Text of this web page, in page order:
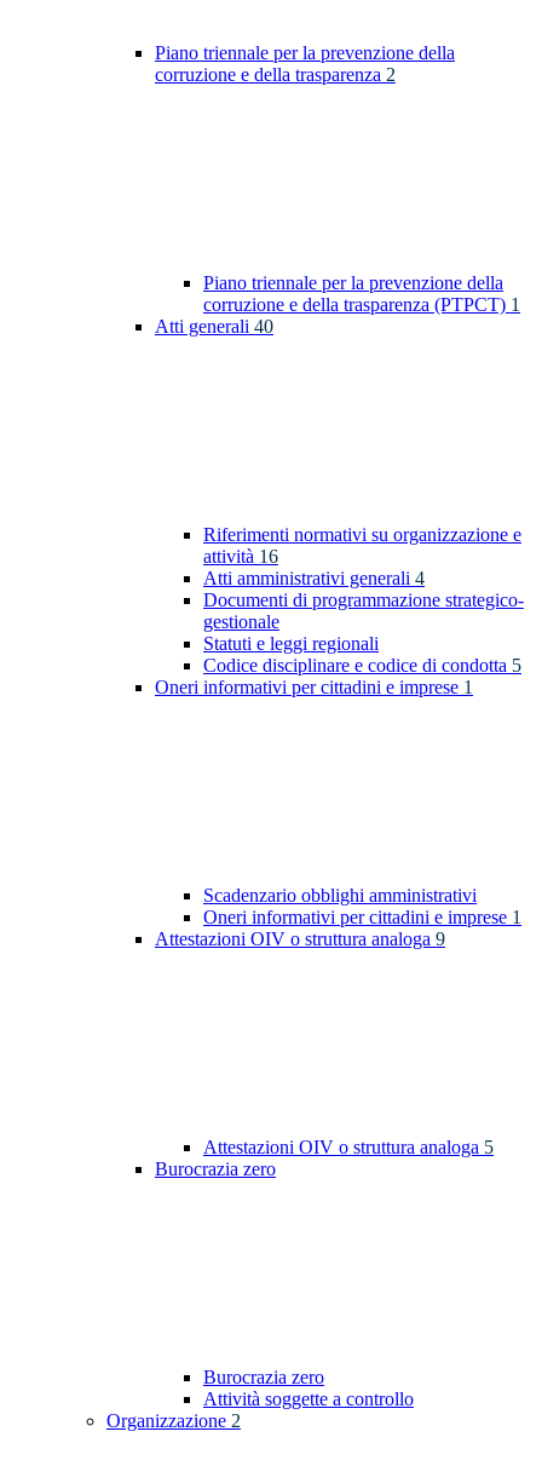
Piano triennale per la prevenzione della
corruzione e della trasparenza 2
Piano triennale per la prevenzione della
corruzione e della trasparenza (PTPCT) 1
Atti generali 40
Riferimenti normativi su organizzazione e
attività 16
Atti amministrativi generali 4
Documenti di programmazione strategico-
gestionale
Statuti e leggi regionali
Codice disciplinare e codice di condotta 5
Oneri informativi per cittadini e imprese 1
Scadenzario obblighi amministrativi
Oneri informativi per cittadini e imprese 1
Attestazioni OIV o struttura analoga 9
Attestazioni OIV o struttura analoga 5
Burocrazia zero
Burocrazia zero
Attività soggette a controllo
Organizzazione 2